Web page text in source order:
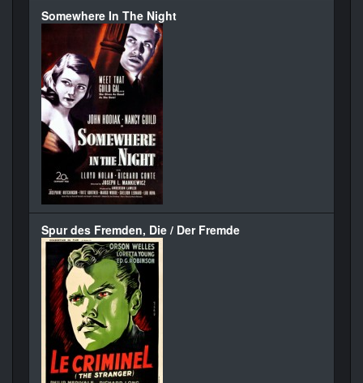
Somewhere In The Night
Spur des Fremden, Die / Der Fremde